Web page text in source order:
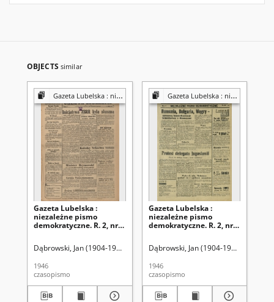
OBJECTS similar
Gazeta Lubelska : niezależny organ demokratyczny
Gazeta Lubelska :
niezależne pismo
demokratyczne. R. 2, nr
Dąbrowski, Jan (1904-1964). Red
1946
czasopismo
Gazeta Lubelska : niezależny organ demokratyczny
Gazeta Lubelska :
niezależne pismo
demokratyczne. R. 2, nr
Dąbrowski, Jan (1904-1964). Red
1946
czasopismo